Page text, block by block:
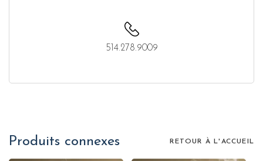
514.278.9009
Produits connexes RETOUR À L'ACCUEIL